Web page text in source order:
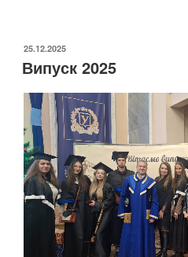
ОПУБЛІКОВАНО
25.12.2025
Випуск 2025